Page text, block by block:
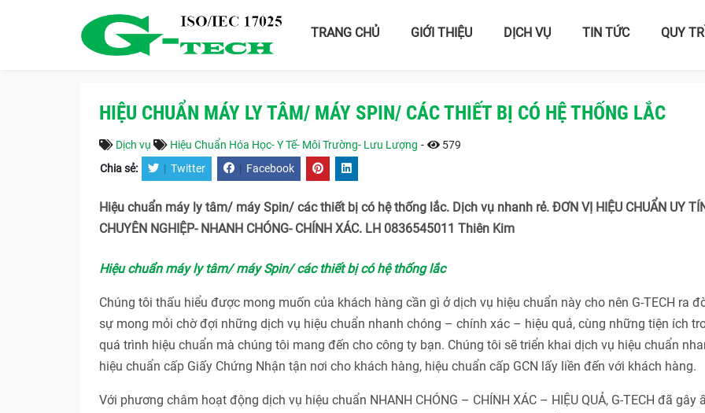
TRANG CHỦ GIỚI THIỆU DỊCH VỤ TIN TỨC QUY
HIỆU CHUẨN MÁY LY TÂM/ MÁY SPIN/ CÁC THIẾT BỊ CÓ HỆ THỐNG LẮC
Dịch vụ Hiệu Chuẩn Hóa Học- Y Tế- Môi Trường- Lưu Lượng - 579
Chia sẻ: | Twitter | Facebook
Hiệu chuẩn máy ly tâm/ máy Spin/ các thiết bị có hệ thống lắc. Dịch vụ nhanh rẻ. ĐƠN VỊ HIỆU CHUẨN UY
CHUYÊN NGHIỆP- NHANH CHÓNG- CHÍNH XÁC. LH 0836545011 Thiên Kim
Hiệu chuẩn máy ly tâm/ máy Spin/ các thiết bị có hệ thống lắc
Chúng tôi thấu hiểu được mong muốn của khách hàng cần gì ở dịch vụ hiệu chuẩn này cho nên G-TECH ra
sự mong mỏi chờ đợi những dịch vụ hiệu chuẩn nhanh chóng – chính xác – hiệu quả, cùng những tiện ích
quá trình hiệu chuẩn mà chúng tôi mang đến cho công ty bạn. Chúng tôi sẽ triển khai dịch vụ hiệu chuẩn
hiệu chuẩn cấp Giấy Chứng Nhận tận nơi cho khách hàng, hiệu chuẩn cấp GCN lấy liền đến với khách hàng.
Với phương châm hoạt động dịch vụ hiệu chuẩn NHANH CHÓNG – CHÍNH XÁC – HIỆU QUẢ, G-TECH đã gây